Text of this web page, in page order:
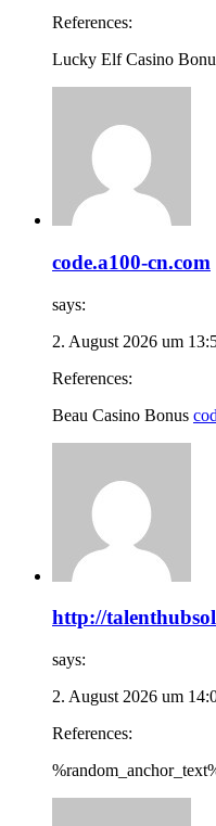
References:
Lucky Elf Casino
code.a100-cn.com
says:
2. August 2026 um
References:
Beau Casino Bonus
http://
says:
2. August 2026 um
References: